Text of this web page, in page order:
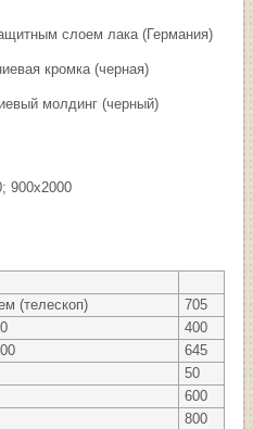
слоем лака (Германия)
кромка (черная)
молдинг (черный)
900х2000
(телескоп)
705
400
645
50
600
800